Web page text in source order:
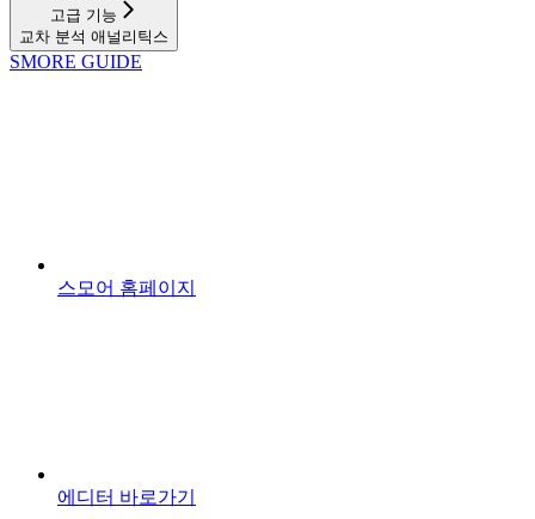
고급 기능
교차 분석 애널리틱스
SMORE GUIDE
스모어 홈페이지
에디터 바로가기